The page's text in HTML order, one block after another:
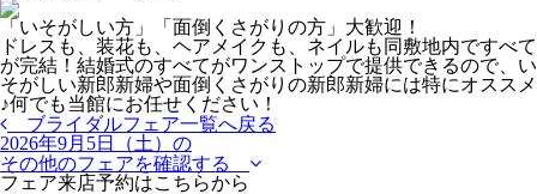
「いそがしい方」「面倒くさがりの方」大歓迎！
ドレスも、装花も、ヘアメイクも、ネイルも同敷地内ですべて
が完結！結婚式のすべてがワンストップで提供できるので、い
そがしい新郎新婦や面倒くさがりの新郎新婦には特にオススメ
♪何でも当館にお任せください！
ブライダルフェア一覧へ戻る
2026年9月5日（土）の
その他のフェアを確認する
フェア来店予約はこちらから